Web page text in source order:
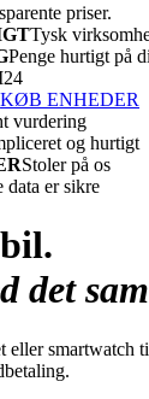
priser.
Tysk
Penge hurtigt på
KØB ENHEDER
vurdering
og hurtigt
Stoler på os
data er sikre
det
eller smartwatch